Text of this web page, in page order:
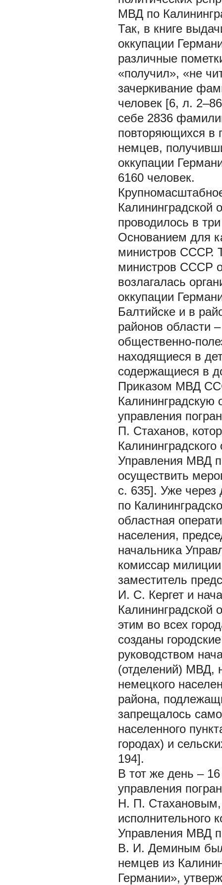
МВД по
Так, в книге
оккупации
различные
«получил», «не
зачеркивание
человек [6, л.
себе 2836
повторяющихся в
немцев,
оккупации
6160 человек.
Калининградской
проводилось в
Основанием для
министров СССР.
министров СССР
возлагалась
оккупации
Балтийске и в
районов области
общественно-
находящиеся в
содержащиеся в
Приказом МВД
Калининградскую
управления
П. Стаханов,
Управления МВД
осуществить
с. 635]. Уже
по
областная
населения,
начальника
комиссар
заместитель
И. С. Кергет и
Калининградской
этим во всех
созданы
руководством
(отделений) МВД,
немецкого
района,
запрещалось
населенного
городах) и
194].
В тот же день –
управления
Н. П. Стахановым,
исполнительного
Управления МВД
В. И. Деминым
немцев из
Германии»,